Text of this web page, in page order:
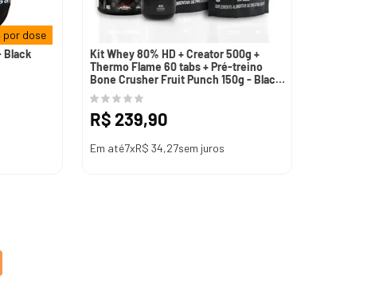
por dose
Black
Kit Whey 80% HD + Creator 500g +
Thermo Flame 60 tabs + Pré-treino
Bone Crusher Fruit Punch 150g - Black
Skull
R$ 239,90
Em até7xR$ 34,27sem juros